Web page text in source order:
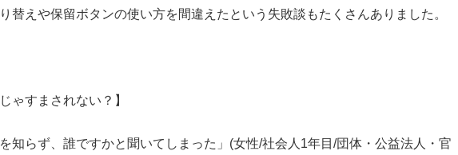
替えや保留ボタンの使い方を間違えたという失敗談もたくさんありました。
ゃすまされない？】
知らず、誰ですかと聞いてしまった」(女性/社会人1年目/団体・公益法人・官